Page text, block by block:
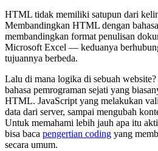
HTML tidak memiliki satupun dari
Membandingkan HTML dengan
membandingkan format penulisan
Microsoft Excel — keduanya
tujuannya berbeda.
Lalu di mana logika di sebuah
bahasa pemrograman sejati yang
HTML. JavaScript yang melakukan
data dari server, sampai mengubah
Untuk memahami lebih jauh apa itu
bisa baca pengertian coding yang
secara umum.